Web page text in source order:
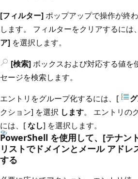
[フィルター]ポップアップで操作が終
します。 フィルターをクリアするには、
ア] を選択します。
[検索]ボックスおよび対応する値を
セージを検索します。
エントリをグループ化するには、[
クション] を選択 します。 エントリの
には、[なし] を選択します。
PowerShell を使用して、[テナン
リストでドメインとメール アドレ
する